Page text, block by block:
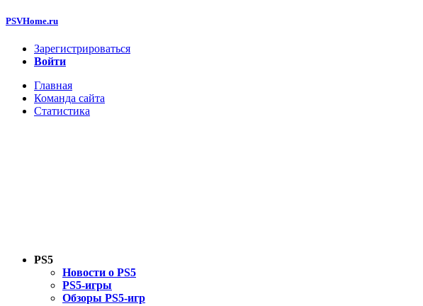
PSVHome.ru
Зарегистрироваться
Войти
Главная
Команда сайта
Статистика
PS5
Новости о PS5
PS5-игры
Обзоры PS5-игр